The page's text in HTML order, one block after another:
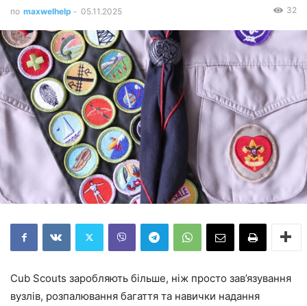
по maxwelhelp - 05.11.2025 32
Cub Scouts заробляють більше, ніж просто зав’язування
вузлів, розпалювання багаття та навички надання